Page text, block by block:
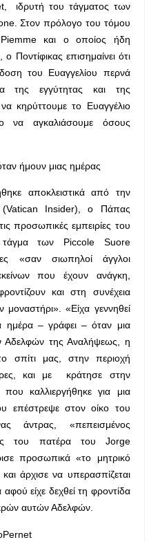
ιδρυτή του τάγματος των
Στον πρόλογο του τόμου
και ο οποίος ήδη
Ποντίφικας επισημαίνει ότι
του Ευαγγελίου περνά
της εγγύτητας και της
κηρύττουμε το Ευαγγέλιο
να αγκαλιάσουμε όσους
ήμουν μιας ημέρας
αποκλειστικά από την
(Vatican Insider), ο Πάπας
προσωπικές εμπειρίες του
τάγμα των Piccole Suore
«σαν σιωπηλοί άγγλοι
που έχουν ανάγκη,
και στη συνέχεια
«Είχα γεννηθεί
ημέρα – γράφει – όταν μια
Αδελφών της Αναλήψεως, η
σπίτι μας, στην περιοχή
και με κράτησε στην
καλλιεργήθηκε για μια
επέστρεψε στον οίκο του
άντρας, «πεπεισμένος
του πατέρα του Jorge
προσωπικά «το μητρικό
άρχισε να υπερασπίζεται
είχε δεχθεί τη φροντίδα
αυτών Αδελφών.